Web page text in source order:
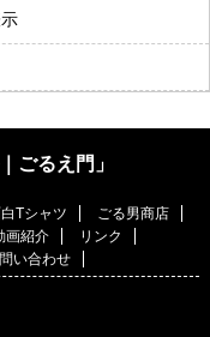
ごるえ門」
Tシャツ
ごる男商店
画紹介
リンク
い合わせ